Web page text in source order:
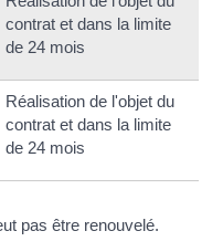
contrat et dans la limite
de 24 mois
Réalisation de l'objet du
contrat et dans la limite
de 24 mois
pas être renouvelé.